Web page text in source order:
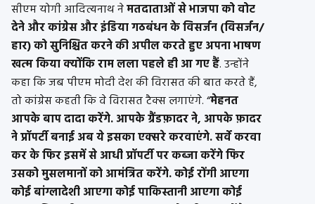
सीएम योगी आदित्यनाथ नेमतदाताओं से भाजपा को वोट
देने और कांग्रेस और इंडिया गठबंधन के विसर्जन (विसर्जन/
हार) को सुनिश्चित करने की अपील करते हुए अपना भाषण
खत्म किया क्योंकि राम लला पहले ही आ गए हैं. उन्होंने
कहा कि जब पीएम मोदी देश की विरासत की बात करते हैं,
तो कांग्रेस कहती कि वे विरासत टैक्स लगाएंगे. “मेहनत
आपके बाप दादा करेंगे. आपके ग्रैंडफ़ादर ने, आपके फ़ादर
ने प्रॉपर्टी बनाई अब ये इसका एक्सरे करवाएंगे. सर्वे करवा
कर के फिर इसमें से आधी प्रॉपर्टी पर कब्जा करेंगे फिर
उसको मुसलमानों को आमंत्रित करेंगे. कोई रोंगी आएगा
कोई बांग्लादेशी आएगा कोई पाकिस्तानी आएगा कोई